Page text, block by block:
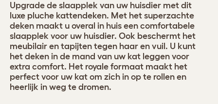
Upgrade de slaapplek van uw huisdier met dit
luxe pluche kattendeken. Met het superzachte
deken maakt u overal in huis een comfortabele
slaapplek voor uw huisdier. Ook beschermt het
meubilair en tapijten tegen haar en vuil. U kunt
het deken in de mand van uw kat leggen voor
extra comfort. Het royale formaat maakt het
perfect voor uw kat om zich in op te rollen en
heerlijk in weg te dromen.